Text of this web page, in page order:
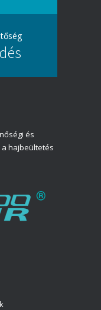
és
hajbeültetés